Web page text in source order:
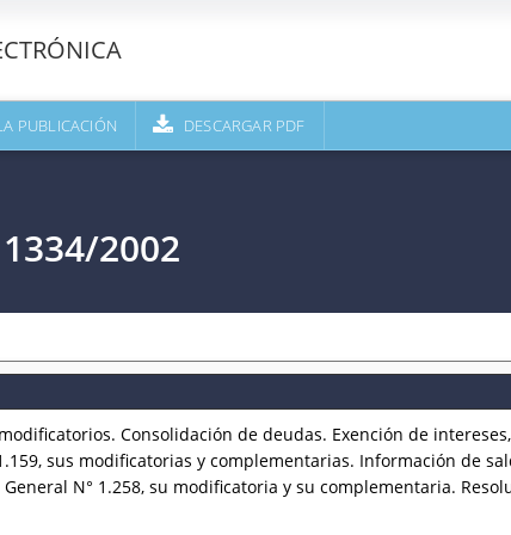
PUBLICACIÓN DESCARGAR PDF
2002
modificatorios. Consolidación de deudas. Exención de
sus modificatorias y complementarias. Información de
N° 1.258, su modificatoria y su complementaria.